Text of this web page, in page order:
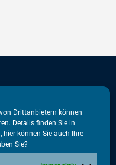
Drittanbietern können
Details finden Sie in
, hier können Sie auch Ihre
Sie?
49-51